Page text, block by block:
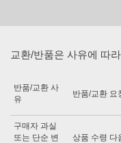
교환/반품은 사유에 따
반품/교환 사
유
반품/교환 요
구매자 과실
또는 단순 변
상품 수령 다